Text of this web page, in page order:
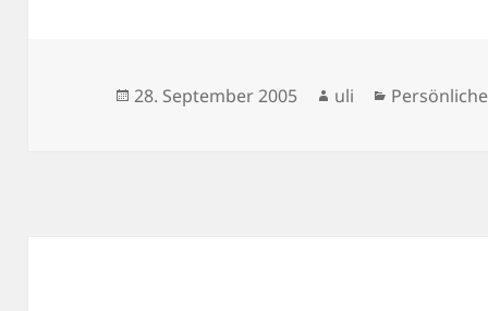
Veröffentlicht
28. September 2005 Autor
uli Kategorien